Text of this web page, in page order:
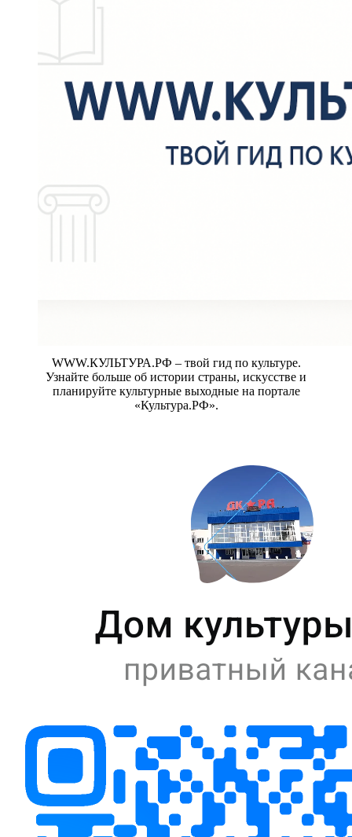
WWW.КУЛЬТУРА.РФ – твой гид по культуре.
Узнайте больше об истории страны, искусстве и
планируйте культурные выходные на портале
«Культура.РФ».